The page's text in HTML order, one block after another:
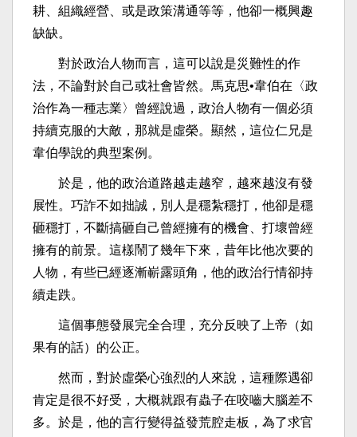
耕、組織經營、或是政策溝通等等，他卻一概興趣
缺缺。
對於政治人物而言，這可以說是災難性的作
法，不論對於自己或社會皆然。馬克思•韋伯在〈政
治作為一種志業〉曾經說過，政治人物有一個必須
持續克服的大敵，那就是虛榮。顯然，這位仁兄是
韋伯學說的典型案例。
於是，他的政治道路越走越窄，越來越沒有發
展性。巧詐不如拙誠，別人是穩紮穩打，他卻是穩
砸穩打，不斷搞砸自己曾經擁有的機會、打壞曾經
擁有的前景。這樣鬧了幾年下來，昔年比他次要的
人物，有些已經逐漸嶄露頭角，他的政治行情卻持
續走跌。
這個事態發展完全合理，充分反映了上帝（如
果有的話）的公正。
然而，對於虛榮心強烈的人來說，這種際遇卻
肯定是很不好受，大概就跟有蟲子在咬嚙大腦差不
多。於是，他的言行變得益發荒腔走板，為了求官